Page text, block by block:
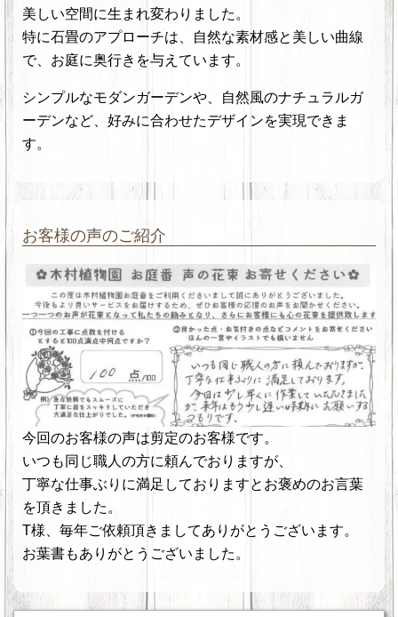
美しい空間に生まれ変わりました。
特に石畳のアプローチは、自然な素材感と美しい曲線
で、お庭に奥行きを与えています。
シンプルなモダンガーデンや、自然風のナチュラルガ
ーデンなど、好みに合わせたデザインを実現できま
す。
お客様の声のご紹介
今回のお客様の声は剪定のお客様です。
いつも同じ職人の方に頼んでおりますが、
丁寧な仕事ぶりに満足しておりますとお褒めのお言葉
を頂きました。
T様、毎年ご依頼頂きましてありがとうございます。
お葉書もありがとうございました。